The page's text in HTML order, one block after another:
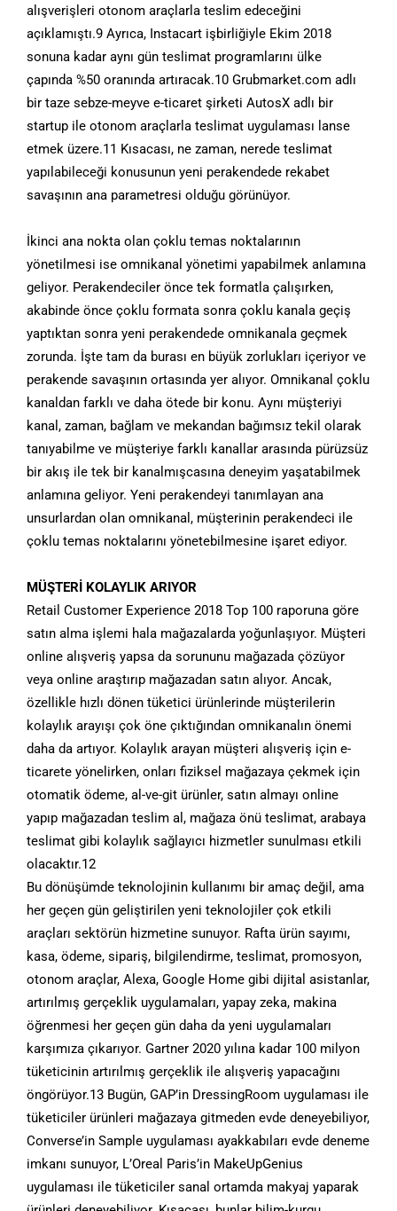
alışverişleri otonom araçlarla teslim edeceğini
açıklamıştı.9 Ayrıca, Instacart işbirliğiyle Ekim 2018
sonuna kadar aynı gün teslimat programlarını ülke
çapında %50 oranında artıracak.10 Grubmarket.com adlı
bir taze sebze-meyve e-ticaret şirketi AutosX adlı bir
startup ile otonom araçlarla teslimat uygulaması lanse
etmek üzere.11 Kısacası, ne zaman, nerede teslimat
yapılabileceği konusunun yeni perakendede rekabet
savaşının ana parametresi olduğu görünüyor.
İkinci ana nokta olan çoklu temas noktalarının
yönetilmesi ise omnikanal yönetimi yapabilmek anlamına
geliyor. Perakendeciler önce tek formatla çalışırken,
akabinde önce çoklu formata sonra çoklu kanala geçiş
yaptıktan sonra yeni perakendede omnikanala geçmek
zorunda. İşte tam da burası en büyük zorlukları içeriyor ve
perakende savaşının ortasında yer alıyor. Omnikanal çoklu
kanaldan farklı ve daha ötede bir konu. Aynı müşteriyi
kanal, zaman, bağlam ve mekandan bağımsız tekil olarak
tanıyabilme ve müşteriye farklı kanallar arasında pürüzsüz
bir akış ile tek bir kanalmışcasına deneyim yaşatabilmek
anlamına geliyor. Yeni perakendeyi tanımlayan ana
unsurlardan olan omnikanal, müşterinin perakendeci ile
çoklu temas noktalarını yönetebilmesine işaret ediyor.
MÜŞTERİ KOLAYLIK ARIYOR
Retail Customer Experience 2018 Top 100 raporuna göre
satın alma işlemi hala mağazalarda yoğunlaşıyor. Müşteri
online alışveriş yapsa da sorununu mağazada çözüyor
veya online araştırıp mağazadan satın alıyor. Ancak,
özellikle hızlı dönen tüketici ürünlerinde müşterilerin
kolaylık arayışı çok öne çıktığından omnikanalın önemi
daha da artıyor. Kolaylık arayan müşteri alışveriş için e-
ticarete yönelirken, onları fiziksel mağazaya çekmek için
otomatik ödeme, al-ve-git ürünler, satın almayı online
yapıp mağazadan teslim al, mağaza önü teslimat, arabaya
teslimat gibi kolaylık sağlayıcı hizmetler sunulması etkili
olacaktır.12
Bu dönüşümde teknolojinin kullanımı bir amaç değil, ama
her geçen gün geliştirilen yeni teknolojiler çok etkili
araçları sektörün hizmetine sunuyor. Rafta ürün sayımı,
kasa, ödeme, sipariş, bilgilendirme, teslimat, promosyon,
otonom araçlar, Alexa, Google Home gibi dijital asistanlar,
artırılmış gerçeklik uygulamaları, yapay zeka, makina
öğrenmesi her geçen gün daha da yeni uygulamaları
karşımıza çıkarıyor. Gartner 2020 yılına kadar 100 milyon
tüketicinin artırılmış gerçeklik ile alışveriş yapacağını
öngörüyor.13 Bugün, GAP’in DressingRoom uygulaması ile
tüketiciler ürünleri mağazaya gitmeden evde deneyebiliyor,
Converse’in Sample uygulaması ayakkabıları evde deneme
imkanı sunuyor, L’Oreal Paris’in MakeUpGenius
uygulaması ile tüketiciler sanal ortamda makyaj yaparak